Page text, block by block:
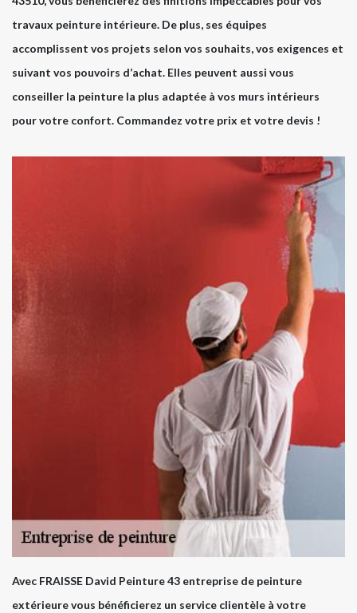
travaux peinture intérieure. De plus, ses équipes
accomplissent vos projets selon vos souhaits, vos exigences et
suivant vos pouvoirs d’achat. Elles peuvent aussi vous
conseiller la peinture la plus adaptée à vos murs intérieurs
pour votre confort. Commandez votre prix et votre devis !
Avec FRAISSE David Peinture 43 entreprise de peinture
extérieure vous bénéficierez un service clientèle à votre